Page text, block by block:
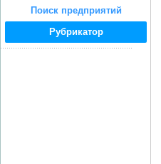
Поиск предприятий
Рубрикатор